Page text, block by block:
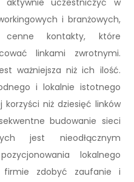
aktywnie uczestniczyć w
i branżowych,
kontakty, które
linkami zwrotnymi.
ważniejsza niż ich ilość.
i lokalnie istotnego
korzyści niż dziesięć linków
budowanie sieci
jest nieodłącznym
lokalnego
firmie zdobyć zaufanie i